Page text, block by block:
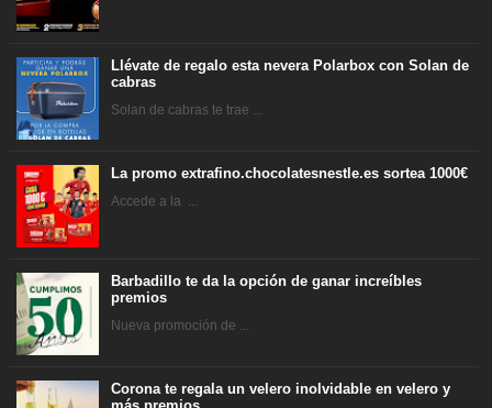
Llévate de regalo esta nevera Polarbox con Solan de
cabras
Solan de cabras te trae ...
La promo extrafino.chocolatesnestle.es sortea 1000€
Accede a la ...
Barbadillo te da la opción de ganar increíbles
premios
Nueva promoción de ...
Corona te regala un velero inolvidable en velero y